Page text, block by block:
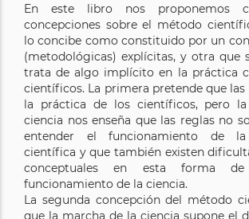
En este libro nos proponemos
concepciones sobre el método
lo concibe como constituido por un
(metodológicas) explícitas, y otra que
trata de algo implícito en la práctica
científicos. La primera pretende que
la práctica de los científicos, pero
ciencia nos enseña que las reglas no
entender el funcionamiento de la
científica y que también existen
conceptuales en esta forma
funcionamiento de la ciencia.
La segunda concepción del método
que la marcha de la ciencia supone el